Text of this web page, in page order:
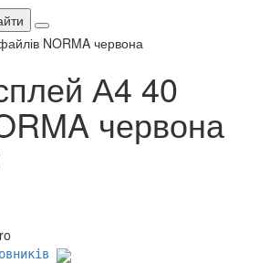
А4 40
червона